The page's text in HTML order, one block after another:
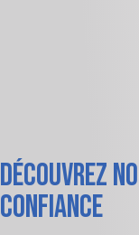
Découvrez
confiance